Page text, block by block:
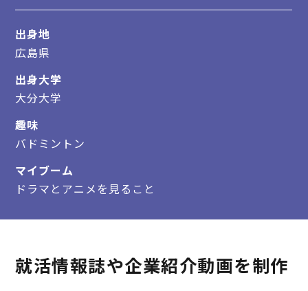
COMPANY
会社概要
会社情報
職種紹介
取り組み
動画で見る
コーポレートサイト
出身地
広島県
出身大学
大分大学
趣味
バドミントン
マイブーム
ドラマとアニメを見ること
就活情報誌や企業紹介動画を制作